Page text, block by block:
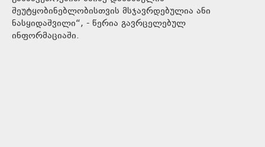
შეუტყობინებლობისთვის მსჯავრდებულია ანი
ნასყიდაშვილი“, - წერია გავრცელებულ
ინფორმაციაში.